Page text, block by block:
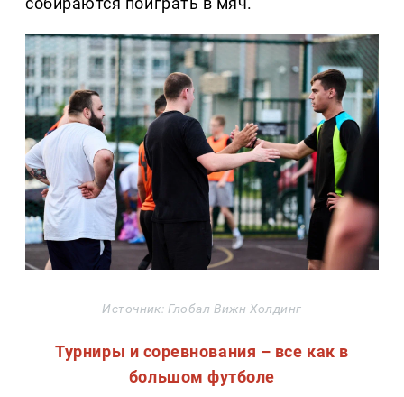
Источник: Глобал Вижн Холдинг
Турниры и соревнования – все как в
большом футболе